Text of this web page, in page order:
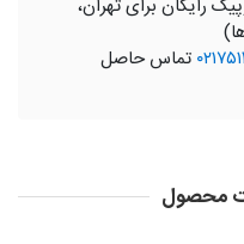
رایگان برای تهران،
تماس حاصل
محصول